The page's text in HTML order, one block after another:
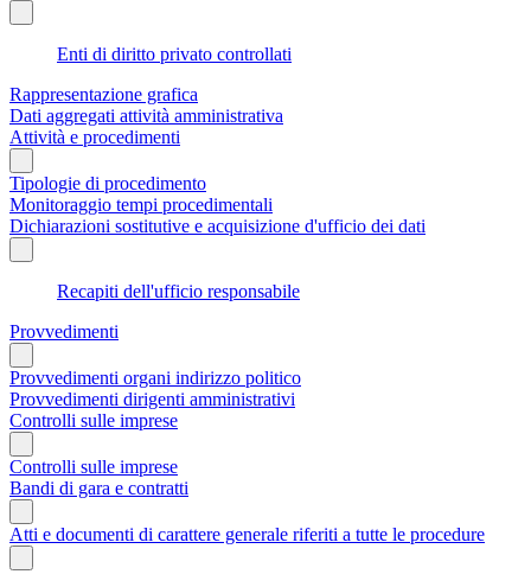
Enti di diritto privato controllati
Rappresentazione grafica
Dati aggregati attività amministrativa
Attività e procedimenti
Tipologie di procedimento
Monitoraggio tempi procedimentali
Dichiarazioni sostitutive e acquisizione d'ufficio dei dati
Recapiti dell'ufficio responsabile
Provvedimenti
Provvedimenti organi indirizzo politico
Provvedimenti dirigenti amministrativi
Controlli sulle imprese
Controlli sulle imprese
Bandi di gara e contratti
Atti e documenti di carattere generale riferiti a tutte le procedure